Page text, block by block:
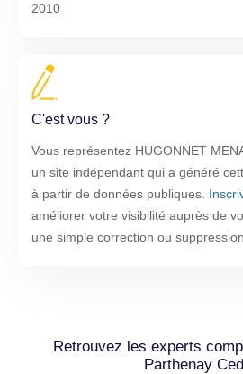
2010
C'est vous ?
Vous représentez HUGONNET
un site indépendant qui a généré
à partir de données publiques.
améliorer votre visibilité auprès de
une simple correction ou
Retrouvez les experts
Parthenay